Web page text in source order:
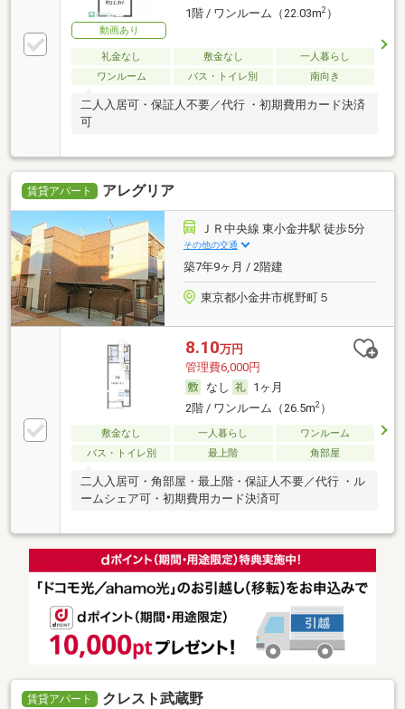
動画あり
1階 / ワンルーム（22.03m2）
礼金なし 敷金なし
一人暮らし
ワンルーム
バス・トイレ別 南向き
二人入居可・保証人不要／代行 ・初期費用カード決済
可
賃貸アパート アレグリア
ＪＲ中央線 東小金井駅 徒歩5分
その他の交通
築7年9ヶ月 / 2階建
東京都小金井市梶野町５
8.10万円
管理費6,000円
なし
1ヶ月
2階 / ワンルーム（26.5m2）
敷金なし 一人暮らし
ワンルーム
バス・トイレ別
最上階 角部屋
二人入居可・角部屋・最上階・保証人不要／代行 ・ル
ームシェア可・初期費用カード決済可
賃貸アパート クレスト武蔵野